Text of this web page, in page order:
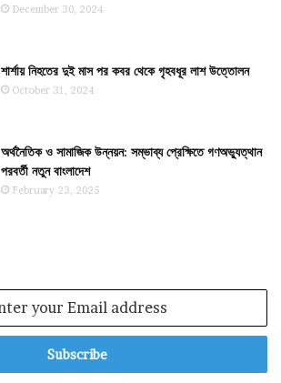
December 30, 2024
শার্শায় নিহতের দুই মাস পর কবর থেকে গৃহবধূর লাশ উত্তোলন
October 31, 2024
অর্থনৈতিক ও সামাজিক উন্নয়ন: সম্ভাব্য প্রেক্ষিতে গণঅভ্যুত্থান
পরবর্তী নতুন বাংলাদেশ
February 23, 2025